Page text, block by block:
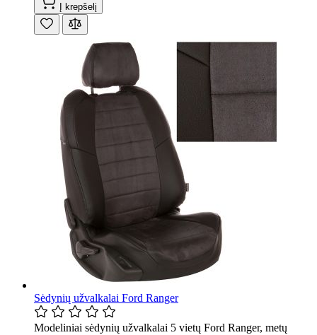
Į krepšelį
Sėdynių užvalkalai Ford Ranger
Modeliniai sėdynių užvalkalai 5 vietų Ford Ranger, metų